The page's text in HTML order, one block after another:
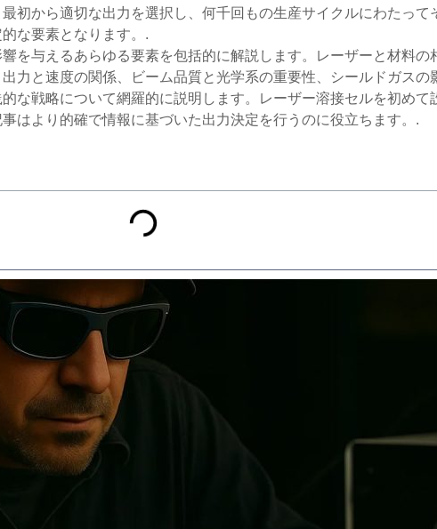
初から適切な出力を選択し、何千回もの生産サイクルにわたって
な要素となります。.
を与えるあらゆる要素を包括的に解説します。レーザーと材料の
力と速度の関係、ビーム品質と光学系の重要性、シールドガスの
な戦略について網羅的に説明します。レーザー溶接セルを初めて
はより的確で情報に基づいた出力決定を行うのに役立ちます。.